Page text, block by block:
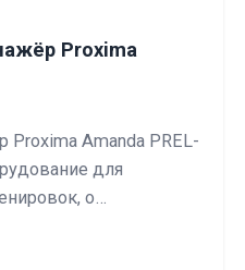
Proxima
Proxima Amanda PREL-
для
о…